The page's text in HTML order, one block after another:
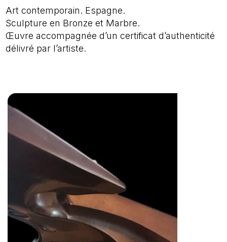
Art contemporain. Espagne.
Sculpture en Bronze et Marbre.
Œuvre accompagnée d’un certificat d’authenticité
délivré par l’artiste.